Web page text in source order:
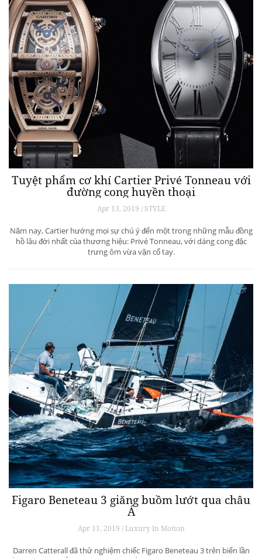
Tuyệt phẩm cơ khí Cartier Privé Tonneau với
đường cong huyền thoại
Apr 13, 2019 / STYLE
Năm nay, Cartier hướng mọi sự chú ý đến một trong những mẫu đồng
hồ lâu đời nhất của thương hiệu: Privé Tonneau, với dáng cong đặc
trưng ôm vừa vặn cổ tay.
Figaro Beneteau 3 giăng buồm lướt qua châu
Á
Apr 11, 2019 / Luxury In Motion
Darren Catterall đã thử nghiệm chiếc Figaro Beneteau 3 trên biển lần